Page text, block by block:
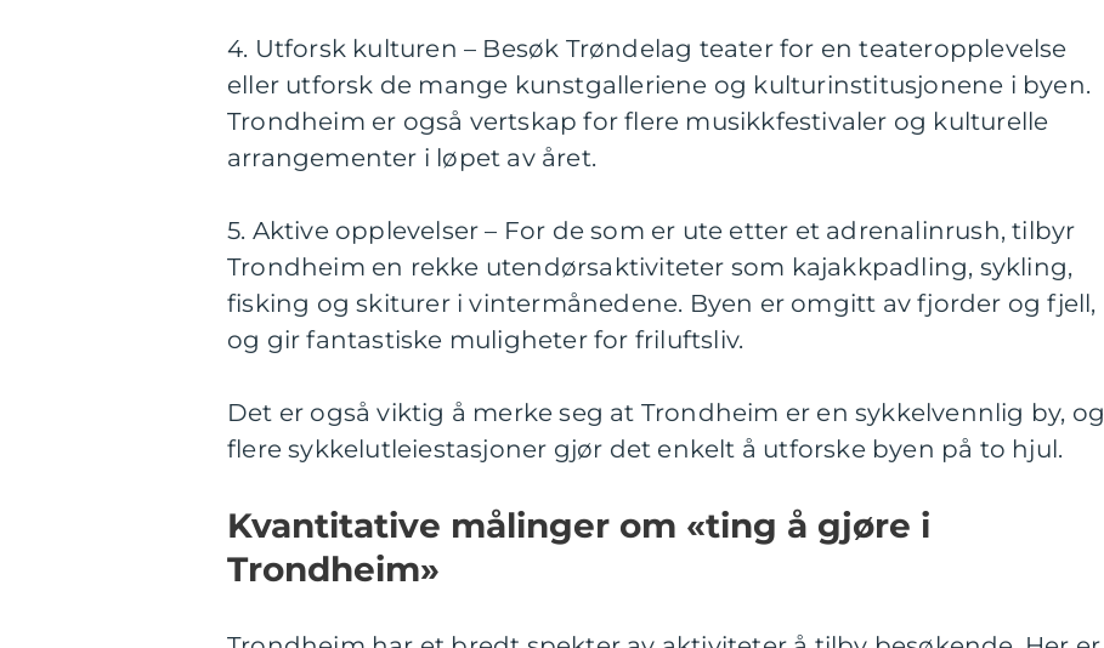
4. Utforsk kulturen – Besøk Trøndelag teater for en teateropplevelse
eller utforsk de mange kunstgalleriene og kulturinstitusjonene i byen.
Trondheim er også vertskap for flere musikkfestivaler og kulturelle
arrangementer i løpet av året.
5. Aktive opplevelser – For de som er ute etter et adrenalinrush, tilbyr
Trondheim en rekke utendørsaktiviteter som kajakkpadling, sykling,
fisking og skiturer i vintermånedene. Byen er omgitt av fjorder og fjell,
og gir fantastiske muligheter for friluftsliv.
Det er også viktig å merke seg at Trondheim er en sykkelvennlig by, og
flere sykkelutleiestasjoner gjør det enkelt å utforske byen på to hjul.
Kvantitative målinger om «ting å gjøre i
Trondheim»